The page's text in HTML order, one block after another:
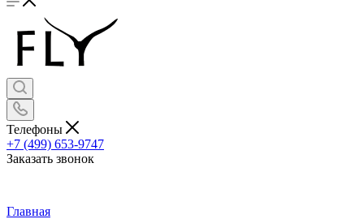
Телефоны
+7 (499) 653-9747
Заказать звонок
Главная